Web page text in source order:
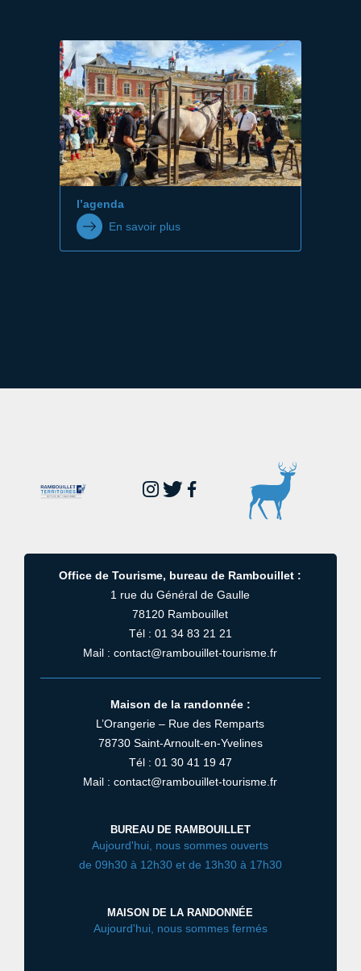
l’agenda
En savoir plus
Office de Tourisme, bureau de Rambouillet :
1 rue du Général de Gaulle
78120 Rambouillet
Tél : 01 34 83 21 21
Mail : contact@rambouillet-tourisme.fr
Maison de la randonnée :
L’Orangerie – Rue des Remparts
78730 Saint-Arnoult-en-Yvelines
Tél : 01 30 41 19 47
Mail : contact@rambouillet-tourisme.fr
BUREAU DE RAMBOUILLET
Aujourd'hui, nous sommes ouverts
de 09h30 à 12h30 et de 13h30 à 17h30
MAISON DE LA RANDONNÉE
Aujourd'hui, nous sommes fermés